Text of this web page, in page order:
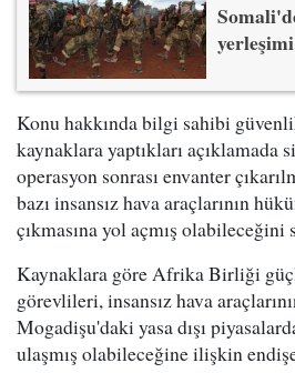
Konu hakkında bilgi sahibi
kaynaklara yaptıkları açıklamada
operasyon sonrası envanter
bazı insansız hava araçlarının
çıkmasına yol açmış olabileceğini
Kaynaklara göre Afrika Birliği
görevlileri, insansız hava
Mogadişu'daki yasa dışı
ulaşmış olabileceğine ilişkin